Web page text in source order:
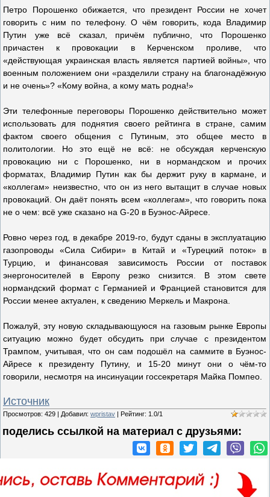
Петро Порошенко обижается, что президент России не хочет
говорить с ним по телефону. О чём говорить, кода Владимир
Путин уже всё сказал, причём публично, что Порошенко
причастен к провокации в Керченском проливе, что
«действующая украинская власть является партией войны», что
военным положением они «разделили страну на благонадёжную
и не очень»? «Кому война, а кому мать родна!»
Эти телефонные переговоры Порошенко действительно может
использовать для поднятия своего рейтинга в стране, самим
фактом своего общения с Путиным, это общее место в
политологии. Но это ещё не всё: не обсуждая керченскую
провокацию ни с Порошенко, ни в нормандском и прочих
форматах, Владимир Путин как бы держит руку в кармане, и
«коллегам» неизвестно, что он из него вытащит в случае новых
провокаций. Он даёт понять всем «коллегам», что говорить пока
не о чем: всё уже сказано на G-20 в Буэнос-Айресе.
Ровно через год, в декабре 2019-го, будут сданы в эксплуатацию
газопроводы «Сила Сибири» в Китай и «Турецкий поток» в
Турцию, и финансовая зависимость России от поставок
энергоносителей в Европу резко снизится. В этом свете
нормандский формат с Германией и Францией становится для
России менее актуален, к сведению Меркель и Макрона.
Пожалуй, эту новую складывающуюся на газовым рынке Европы
ситуацию можно будет обсудить при случае с президентом
Трампом, учитывая, что он сам подошёл на саммите в Буэнос-
Айресе к президенту Путину, и 15-20 минут они о чём-то
говорили, несмотря на инсинуации госсекретаря Майка Помпео.
Источник
Просмотров: 429 | Добавил: wpristav | Рейтинг: 1.0/1
поделись ссылкой на материал c друзьями: